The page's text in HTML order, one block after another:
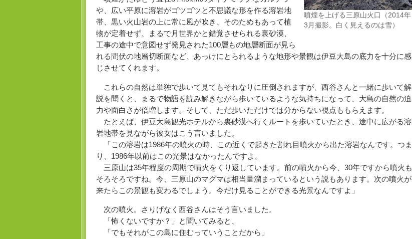
噴煙を上げる三原山火口（2014年
3月撮影。白く見えるのは雪）
や、広い平原に溶岩がゴツゴツと不思議な形を作る溶岩地
帯、黒い火山岩の上に常に風が吹き、そのためもあって植
物が定着せず、まるで月世界かと錯覚させられる裏砂漠、
工事の途中で意図せず発見された100層もの地層断面が見ら
れる間伏の地層切断面など、あっけにとられるような地形や景観は伊豆大島の底力を十分に感
じさせてくれます。
これらの自然は単独で歩いて見てもそれなりに圧倒されますが、西谷さんと一緒に歩いて解
説を聞くと、まるで物語を読み解きながら歩いているような気持ちになって、大島の自然の迫
力や面白さが倍増します。そして、ただ歩いただけでは分からない視点ももらえます。
たとえば、伊豆大島観光ホテルから裏砂漠へ行くルートを歩いていたとき、途中に広がる溶
岩地帯を見ながら彼女はこう言いました。
「この溶岩は1986年の噴火の時、この近くで起きた割れ目噴火から出た溶岩なんです。つま
り、1986年以前はこの光景はなかったんですよ。
三原山は35年程度の周期で噴火をくり返しています。前の噴火から今、30年ですから噴火も
そろそろですね。今、三原山のマグマは相当量溜まっているという説もあります。次の噴火が
来たらこの景観も変わるでしょう。今だけ見ることができる光景なんですよ」
次の噴火。さりげなく西谷さんはそう言いました。
「怖くないですか？」と聞いてみると、
「でもそれがこの島に住むっていうことだから」